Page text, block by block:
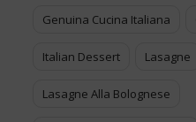
Genuina Cucina Italiana
Italian Dessert Lasagne
Lasagne Alla Bolognese